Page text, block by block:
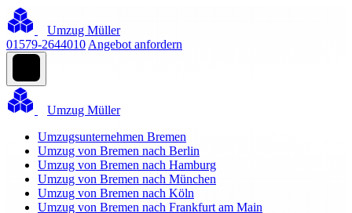
Umzug Müller
01579-2644010 Angebot anfordern
Umzug Müller
Umzugsunternehmen Bremen
Umzug von Bremen nach Berlin
Umzug von Bremen nach Hamburg
Umzug von Bremen nach München
Umzug von Bremen nach Köln
Umzug von Bremen nach Frankfurt am Main